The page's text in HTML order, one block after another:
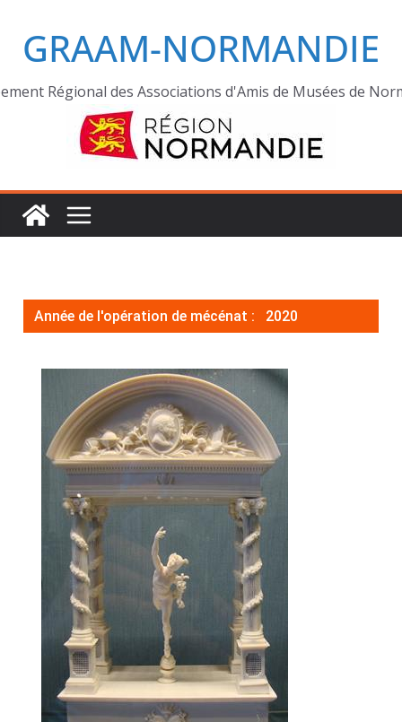
GRAAM-NORMANDIE
Régional des Associations d'Amis de Musées de
Année de l'opération de mécénat : 2020